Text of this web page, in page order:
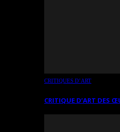
CRITIQUES D’ART
CRITIQUE D’ART DES